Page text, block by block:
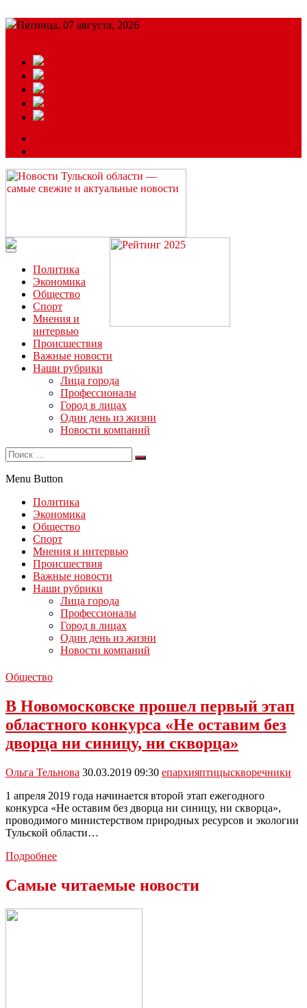
Пятница, 07 августа, 2026
Читайте последние новости дня в Тульской области на сайте
“ЗаНовомосковск”
Политика
Экономика
Общество
Спорт
Мнения и
интервью
Происшествия
Важные новости
Наши рубрики
Лица города
Профессионалы
Город в лицах
Один день из жизни
Новости компаний
Menu Button
Политика
Экономика
Общество
Спорт
Мнения и интервью
Происшествия
Важные новости
Наши рубрики
Лица города
Профессионалы
Город в лицах
Один день из жизни
Новости компаний
Общество
В Новомосковске прошел первый этап
областного конкурса «Не оставим без
дворца ни синицу, ни скворца»
Ольга Тельнова 30.03.2019 09:30 епархияптицыскворечники
1 апреля 2019 года начинается второй этап ежегодного
конкурса «Не оставим без дворца ни синицу, ни скворца»,
проводимого министерством природных ресурсов и экологии
Тульской области…
ПодробнееВ
первый
Самые читаемые новости